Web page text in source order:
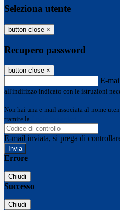
Seleziona utente
button close ×
Recupero password
button close ×
E-
all'indirizzo indicato con le istruzioni
Non hai una e-mail associata al nome
tramite la
E-mail inviata, si prega di
Errore
Chiudi
Successo
Chiudi